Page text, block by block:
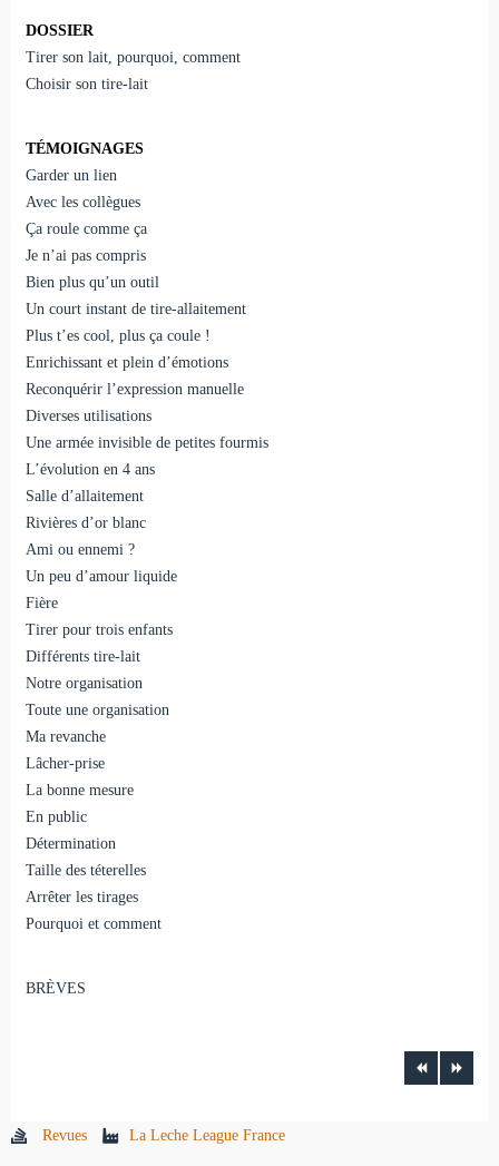
DOSSIER
Tirer son lait, pourquoi, comment
Choisir son tire-lait
TÉMOIGNAGES
Garder un lien
Avec les collègues
Ça roule comme ça
Je n’ai pas compris
Bien plus qu’un outil
Un court instant de tire-allaitement
Plus t’es cool, plus ça coule !
Enrichissant et plein d’émotions
Reconquérir l’expression manuelle
Diverses utilisations
Une armée invisible de petites fourmis
L’évolution en 4 ans
Salle d’allaitement
Rivières d’or blanc
Ami ou ennemi ?
Un peu d’amour liquide
Fière
Tirer pour trois enfants
Différents tire-lait
Notre organisation
Toute une organisation
Ma revanche
Lâcher-prise
La bonne mesure
En public
Détermination
Taille des téterelles
Arrêter les tirages
Pourquoi et comment
BRÈVES
Revues La Leche League France